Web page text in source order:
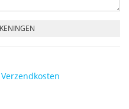
Verzendkosten